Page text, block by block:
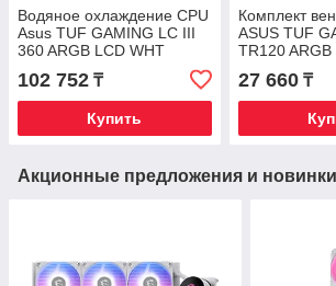
Водяное охлаждение CPU
Asus TUF GAMING LC III
360 ARGB LCD WHT
3x120mm Liquid CPU
Cooler, PWM, ARGB
102 752 ₸
Купить
Комплект
ASUS TUF
TR120 ARGB
WHITE 3IN1
27 660₸
Акционные предложения и новинки